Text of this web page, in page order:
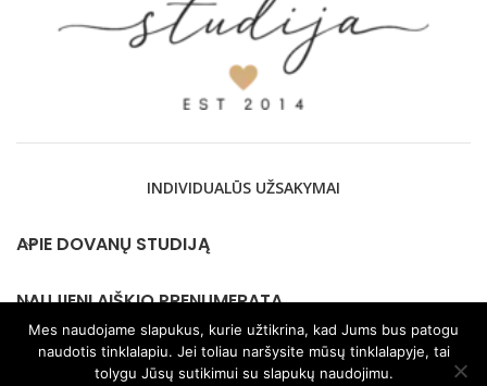
INDIVIDUALŪS UŽSAKYMAI
APIE DOVANŲ STUDIJĄ
NAUJIENLAIŠKIO PRENUMERATA
KONTAKTAI
Mes naudojame slapukus, kurie užtikrina, kad Jums bus patogu
naudotis tinklalapiu. Jei toliau naršysite mūsų tinklalapyje, tai
tolygu Jūsų sutikimui su slapukų naudojimu.